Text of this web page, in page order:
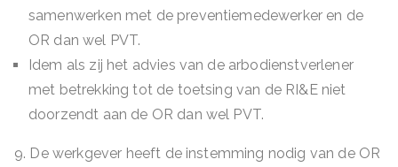
samenwerken met de preventiemedewerker en de
OR dan wel PVT.
Idem als zij het advies van de arbodienstverlener
met betrekking tot de toetsing van de RI&E niet
doorzendt aan de OR dan wel PVT.
9. De werkgever heeft de instemming nodig van de OR